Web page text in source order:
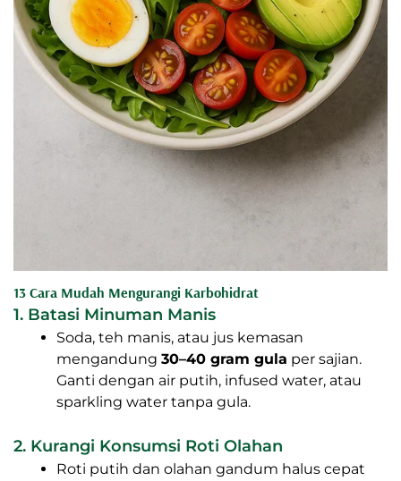
13 Cara Mudah Mengurangi Karbohidrat
1. Batasi Minuman Manis
Soda, teh manis, atau jus kemasan
mengandung 30–40 gram gula per sajian.
Ganti dengan air putih, infused water, atau
sparkling water tanpa gula.
2. Kurangi Konsumsi Roti Olahan
Roti putih dan olahan gandum halus cepat